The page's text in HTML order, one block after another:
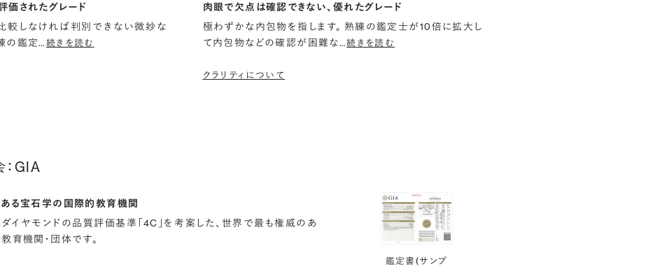
価されたグレード
較しなければ判別できない微妙な
の鑑定…続きを読む
肉眼で欠点は確認できない、優れたグレード
極わずかな内包物を指します。 熟練の鑑定士が10倍に拡大し
て内包物などの確認が困難な…続きを読む
クラリティについて
GIA
る宝石学の国際的教育機関
イヤモンドの品質評価基準「4C」を考案した、世界で最も権威のあ
育機関・団体です。
鑑定書(サンプ